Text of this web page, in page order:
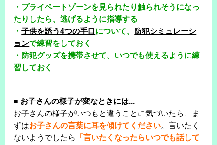
・プライベートゾーンを見られたり触られそうになっ
たりしたら、逃げるように指導する
・子供を誘う4つの手口 について、
防犯シミュレーシ
ョンで練習をしておく
・防犯グッズを携帯させて、いつでも使えるように練
習しておく
■ お子さんの様子が変なときには...
お子さんの様子がいつもと違うことに気づいたら、ま
ずはお子さんの言葉に耳を傾けてください。言いたく
ないようでしたら
「言いたくなったらいつでも話して